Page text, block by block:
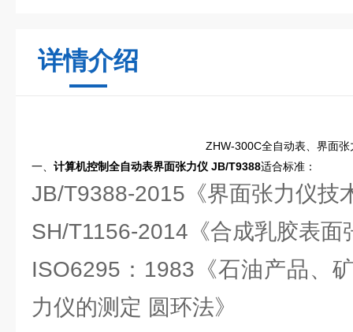
详情介绍
ZHW-300C全自动表、界面张
一、 计算机控制全自动表界面张力仪 JB/T9388适合标准：
JB/T9388-2015《界面张力仪技
SH/T1156-2014《合成乳胶表面
ISO6295：1983《石油产品、
力仪的测定 圆环法》